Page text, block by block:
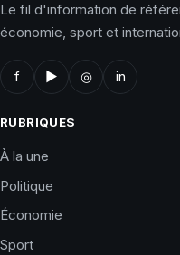
Le fil d'information de
économie, sport et
f ▶ ◎ in
RUBRIQUES
À la une
Politique
Économie
Sport